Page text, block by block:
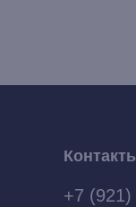
+7